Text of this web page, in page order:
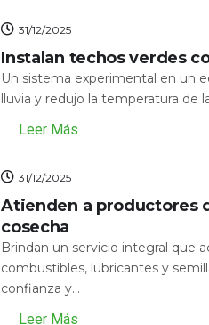
31/12/2025
Instalan techos verdes
Un sistema experimental en un
lluvia y redujo la temperatura de
Leer Más
31/12/2025
Atienden a productores
cosecha
Brindan un servicio integral que
combustibles, lubricantes y
confianza y...
Leer Más